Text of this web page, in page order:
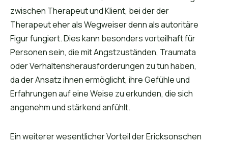
zwischen Therapeut und Klient, bei der der
Therapeut eher als Wegweiser denn als autoritäre
Figur fungiert. Dies kann besonders vorteilhaft für
Personen sein, die mit Angstzuständen, Traumata
oder Verhaltensherausforderungen zu tun haben,
da der Ansatz ihnen ermöglicht, ihre Gefühle und
Erfahrungen auf eine Weise zu erkunden, die sich
angenehm und stärkend anfühlt.
Ein weiterer wesentlicher Vorteil der Ericksonschen